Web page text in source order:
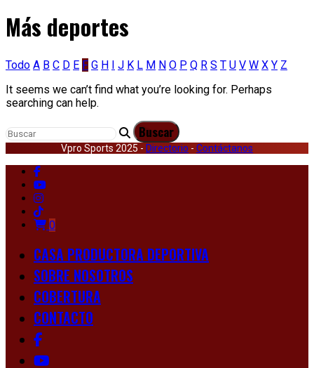
Más deportes
Todo A B C D E F G H I J K L M N O P Q R S T U V W X Y Z
It seems we can’t find what you’re looking for. Perhaps
searching can help.
Vpro Sports 2025 - Directorio - Contáctanos
0
CASA PRODUCTORA DEPORTIVA
SOBRE NOSOTROS
COBERTURA
CONTACTO